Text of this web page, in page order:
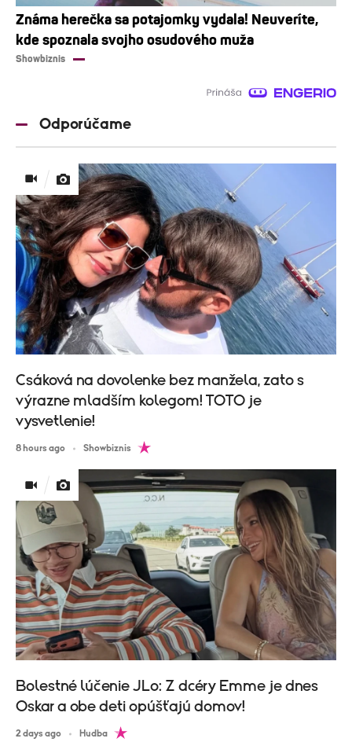
Známa herečka sa potajomky vydala! Neuveríte,
kde spoznala svojho osudového muža
Showbiznis
Odporúčame
Csáková na dovolenke bez manžela, zato s
výrazne mladším kolegom! TOTO je
vysvetlenie!
8 hours ago Showbiznis
Bolestné lúčenie JLo: Z dcéry Emme je dnes
Oskar a obe deti opúšťajú domov!
2 days ago Hudba